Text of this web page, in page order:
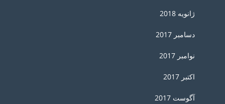
ژانویه 2018
دسامبر 2017
نوامبر 2017
اکتبر 2017
آگوست 2017